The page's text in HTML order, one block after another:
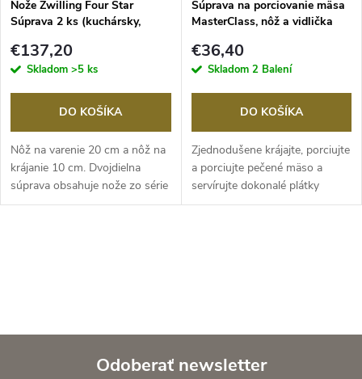
e
p
r
o
d
o
p
r
d
u
Nože Zwilling Four Star
Súprava 2 ks (kuchársky,
€137,20
Skladom >5 ks
DO KOŠÍKA
Nôž na varenie 20 cm a nôž na
krájanie 10 cm. Dvojdielna
súprava obsahuje nože zo série
FOUR...
Súprava na porciovanie mäsa
MasterClass, nôž a vidlička
€36,40
Skladom 2 Balení
DO KOŠÍKA
Zjednodušene krájajte, porciujte
a porciujte pečené mäso a
servírujte dokonalé plátky
rôznych...
Odoberať newsletter